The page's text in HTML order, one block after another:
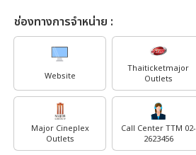
ช่องทางการจำหน่าย :
Website
Thaiticketmajor
Outlets
Major Cineplex
Outlets
Call Center TTM 02-
2623456